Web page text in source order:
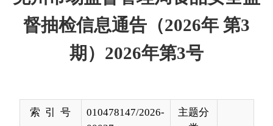
期）2026年第3号
010478147/2026- 主题分
发布机构 克州市场监督管
理局
发布日
期
2026-
06-03